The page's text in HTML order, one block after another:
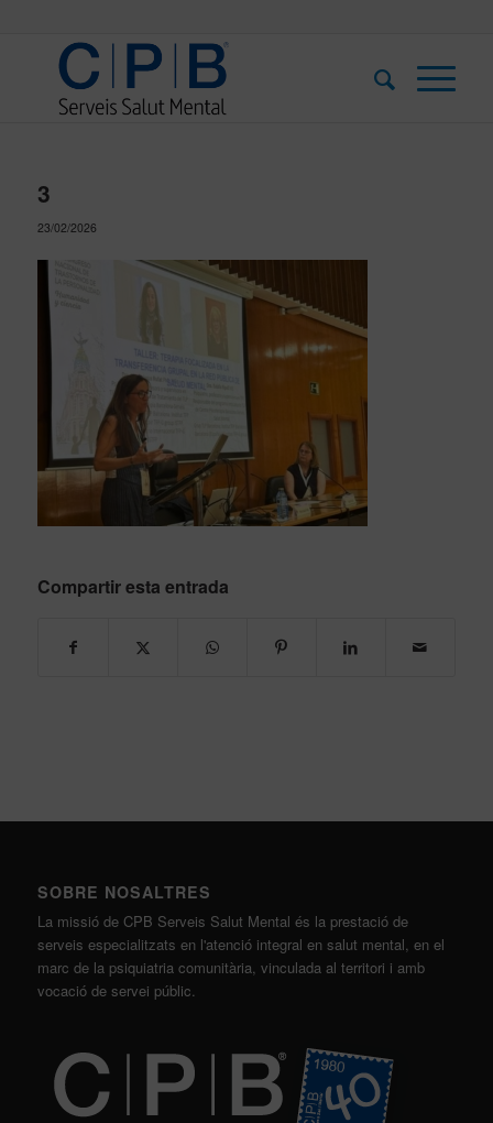
3
23/02/2026
Compartir esta entrada
SOBRE NOSALTRES
La missió de CPB Serveis Salut Mental és la prestació de
serveis especialitzats en l'atenció integral en salut mental, en el
marc de la psiquiatria comunitària, vinculada al territori i amb
vocació de servei públic.